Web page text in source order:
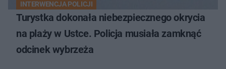
INTERWENCJA POLICJI
Turystka dokonała niebezpiecznego okrycia
na plaży w Ustce. Policja musiała zamknąć
odcinek wybrzeża